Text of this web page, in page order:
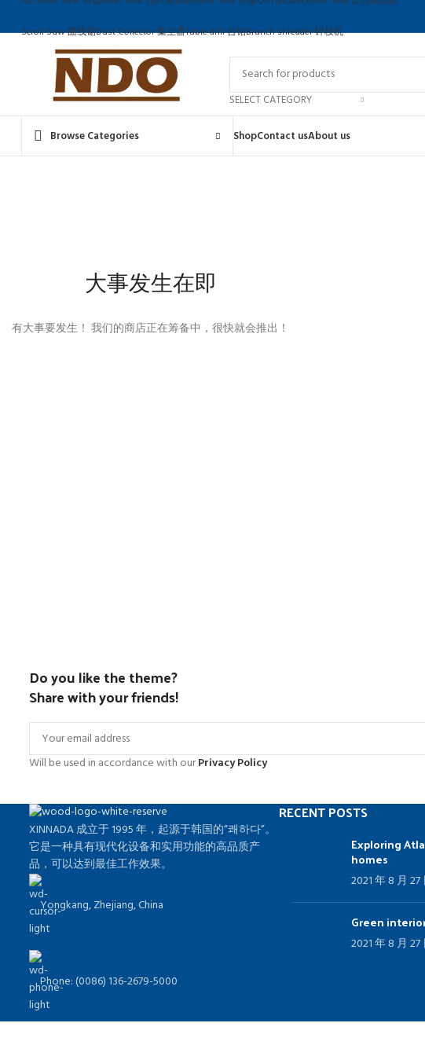
Scroll Saw 曲线锯Dust Collector 集尘器Table drill 台钻Branch shredder 碎枝机
SELECT CATEGORY
Browse Categories ShopContact usAbout us
大事发生在即
有大事要发生！ 我们的商店正在筹备中，很快就会推出！
Do you like the theme?
Share with your friends!
Will be used in accordance with ourPrivacy Policy
XINNADA 成立于 1995 年，起源于韩国的“쾌하다”。
它是一种具有现代化设备和实用功能的高品质产
品，可以达到最佳工作效果。
Yongkang, Zhejiang, China
Phone: (0086) 136-2679-5000
RECENT POSTS
Exploring
homes
2021 年 8 月 27
Green
2021 年 8 月 27